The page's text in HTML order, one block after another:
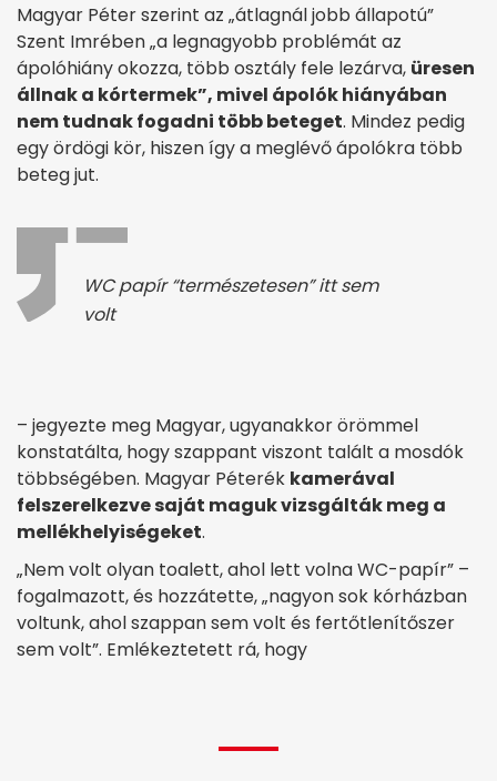
Magyar Péter szerint az „átlagnál jobb állapotú”
Szent Imrében „a legnagyobb problémát az
ápolóhiány okozza, több osztály fele lezárva, üresen
állnak a kórtermek”, mivel ápolók hiányában
nem tudnak fogadni több beteget. Mindez pedig
egy ördögi kör, hiszen így a meglévő ápolókra több
beteg jut.
WC papír “természetesen” itt sem
volt
– jegyezte meg Magyar, ugyanakkor örömmel
konstatálta, hogy szappant viszont talált a mosdók
többségében. Magyar Péterék kamerával
felszerelkezve saját maguk vizsgálták meg a
mellékhelyiségeket.
„Nem volt olyan toalett, ahol lett volna WC-papír” –
fogalmazott, és hozzátette, „nagyon sok kórházban
voltunk, ahol szappan sem volt és fertőtlenítőszer
sem volt”. Emlékeztetett rá, hogy